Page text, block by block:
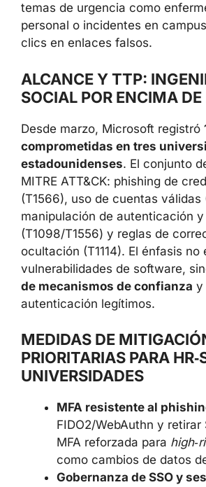
temas de urgencia como
personal o incidentes en
clics en enlaces falsos.
ALCANCE Y TTP:
SOCIAL POR ENCIMA
Desde marzo, Microsoft registró
comprometidas en tres
estadounidenses. El conjunto
MITRE ATT&CK: phishing de
(T1566), uso de cuentas válidas
manipulación de autenticación y
(T1098/T1556) y reglas de
ocultación (T1114). El énfasis no
vulnerabilidades de software,
de mecanismos de confianza y
autenticación legítimos.
MEDIDAS DE
PRIORITARIAS PARA
UNIVERSIDADES
MFA resistente al
FIDO2/WebAuthn y
MFA reforzada para
como cambios de datos
Gobernanza de SSO y